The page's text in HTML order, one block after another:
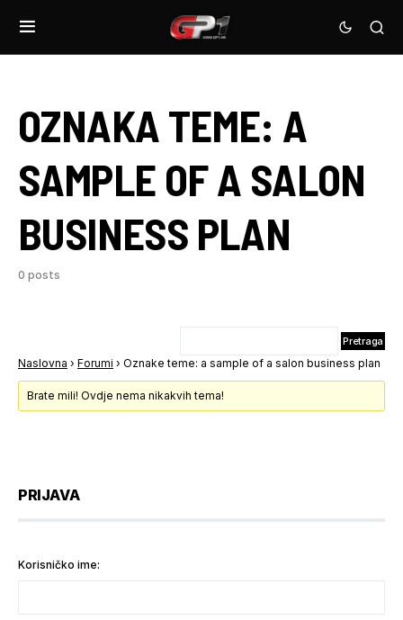
OZNAKA TEME: A
SAMPLE OF A SALON
BUSINESS PLAN
0 posts
Naslovna › Forumi › Oznake teme: a sample of a salon business plan
Brate mili! Ovdje nema nikakvih tema!
PRIJAVA
Korisničko ime: